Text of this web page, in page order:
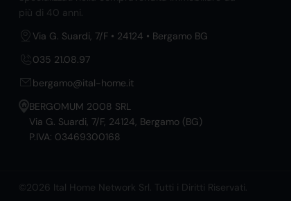
più di 40 anni.
Via G. Suardi, 7/F • 24124 • Bergamo BG
035 21.08.97
bergamo@ital-home.it
BERGOMUM 2008 SRL
Via G. Suardi, 7/F, 24124, Bergamo (BG)
P.IVA: 03469300168
©2026 Ital Home Network Srl. Tutti i Diritti Riservati.